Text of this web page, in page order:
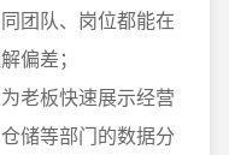
团队、岗位都能在
偏差；
老板快速展示经营
储等部门的数据分